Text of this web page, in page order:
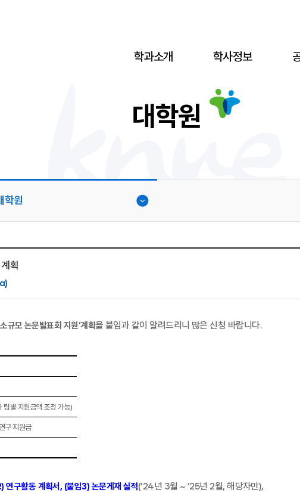
학과소개 학사정보
대학원
학원
획
규모 논문발표회 지원’계획을 붙임과 같이 알려드리니 많은 신청 바랍니다.
팀별 지원금액 조정 가능)
구 지원금
연구활동 계획서, (붙임3) 논문게재 실적(’24년 3월 ~ ’25년 2월,해당자만),